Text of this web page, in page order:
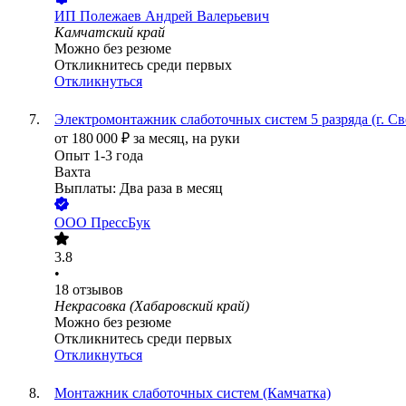
ИП Полежаев Андрей Валерьевич
Камчатский край
Можно без резюме
Откликнитесь среди первых
Откликнуться
Электромонтажник слаботочных систем 5 разряда (г.
от 180 000 ₽ за месяц, на руки
Опыт 1-3 года
Вахта
Выплаты: Два раза в месяц
ООО ПрессБук
3.8
•
18 отзывов
Некрасовка (Хабаровский край)
Можно без резюме
Откликнитесь среди первых
Откликнуться
Монтажник слаботочных систем (Камчатка)